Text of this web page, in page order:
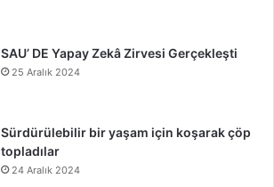
SAU’ DE Yapay Zekâ Zirvesi Gerçekleşti
25 Aralık 2024
Sürdürülebilir bir yaşam için koşarak çöp
topladılar
24 Aralık 2024